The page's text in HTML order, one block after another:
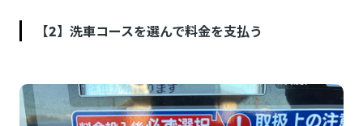
【2】洗車コースを選んで料金を支払う